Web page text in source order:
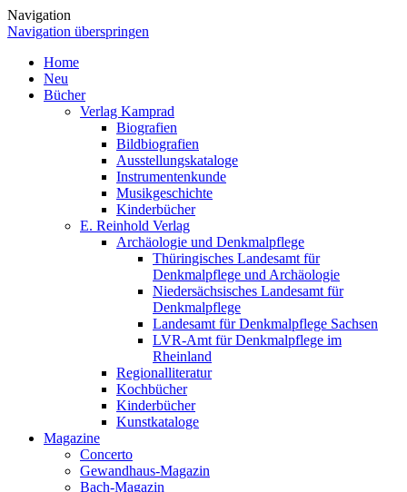
Navigation
Navigation überspringen
Home
Neu
Bücher
Verlag Kamprad
Biografien
Bildbiografien
Ausstellungskataloge
Instrumentenkunde
Musikgeschichte
Kinderbücher
E. Reinhold Verlag
Archäologie und Denkmalpflege
Thüringisches Landesamt für
Denkmalpflege und Archäologie
Niedersächsisches Landesamt für
Denkmalpflege
Landesamt für Denkmalpflege Sachsen
LVR-Amt für Denkmalpflege im
Rheinland
Regionalliteratur
Kochbücher
Kinderbücher
Kunstkataloge
Magazine
Concerto
Gewandhaus-Magazin
Bach-Magazin